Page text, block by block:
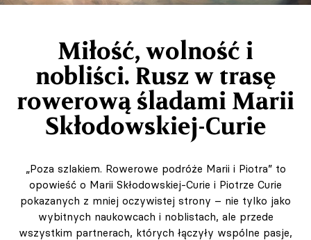
Miłość, wolność i
nobliści. Rusz w trasę
rowerową śladami Marii
Skłodowskiej-Curie
„Poza szlakiem. Rowerowe podróże Marii i Piotra” to
opowieść o Marii Skłodowskiej-Curie i Piotrze Curie
pokazanych z mniej oczywistej strony – nie tylko jako
wybitnych naukowcach i noblistach, ale przede
wszystkim partnerach, których łączyły wspólne pasje,